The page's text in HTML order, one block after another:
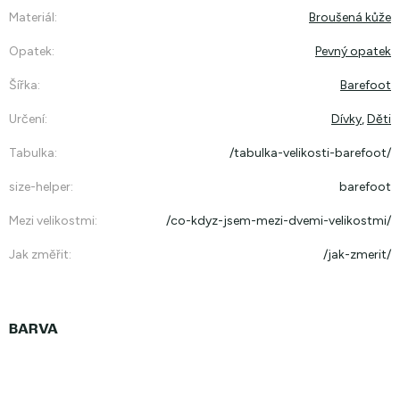
Materiál: Broušená kůže
Opatek: Pevný opatek
Šířka: Barefoot
Určení: Dívky,Děti
Tabulka: /tabulka-velikosti-barefoot/
size-helper: barefoot
Mezi velikostmi: /co-kdyz-jsem-mezi-dvemi-velikostmi/
Jak změřit: /jak-zmerit/